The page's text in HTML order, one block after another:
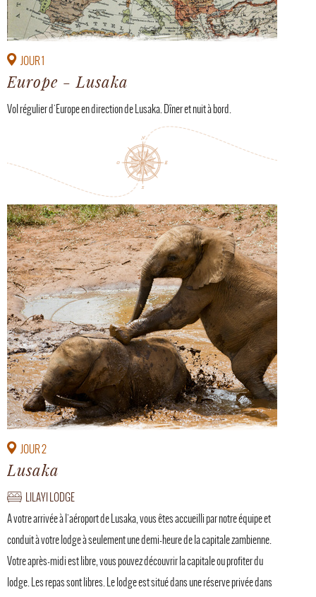
JOUR 1
Europe - Lusaka
Vol régulier d'Europe en direction de Lusaka. Dîner et nuit à bord.
JOUR 2
Lusaka
LILAYI LODGE
A votre arrivée à l'aéroport de Lusaka, vous êtes accueilli par notre équipe et
conduit à votre lodge à seulement une demi-heure de la capitale zambienne.
Votre après-midi est libre, vous pouvez découvrir la capitale ou profiter du
lodge. Les repas sont libres. Le lodge est situé dans une réserve privée dans